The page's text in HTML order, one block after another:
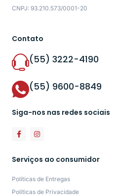
CNPJ: 93.210.573/0001-20
Contato
(55) 3222-4190
(55) 9600-8849
Siga-nos nas redes sociais
Serviços ao consumidor
Políticas de Entregas
Políticas de Privacidade